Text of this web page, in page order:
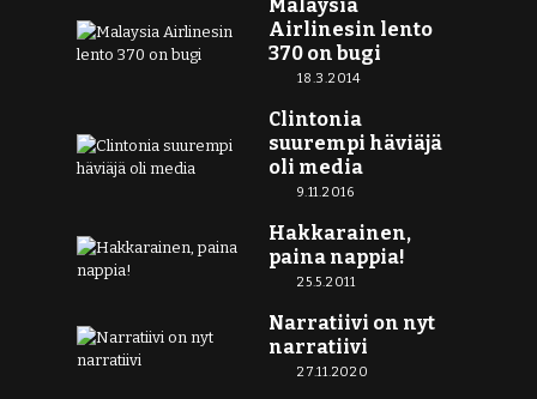
Malaysia
Airlinesin lento
370 on bugi
18.3.2014
Clintonia
suurempi häviäjä
oli media
9.11.2016
Hakkarainen,
paina nappia!
25.5.2011
Narratiivi on nyt
narratiivi
27.11.2020